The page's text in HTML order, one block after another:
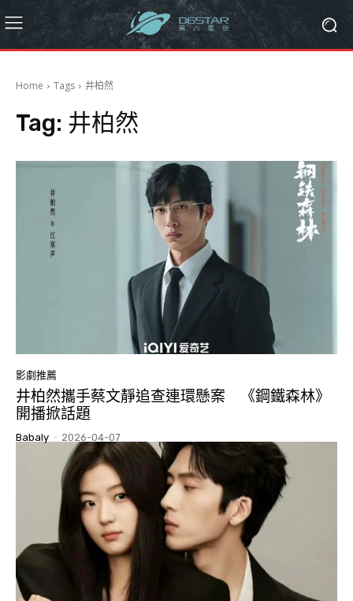
Home Tags 井柏然
Tag: 井柏然
影劇推薦
井柏然攜手蔡文靜追查連環懸案 《鋼鐵森林》
開播掀話題
Babaly - 2026-04-07